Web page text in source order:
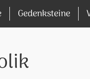
Gedenksteine